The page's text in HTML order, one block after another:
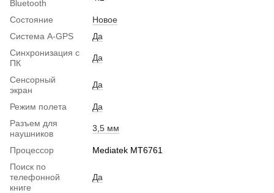
Bluetooth
Состояние
Новое
Система A-GPS
Да
Синхронизация с
ПК
Да
Сенсорный
экран
Да
Режим полета
Да
Разъем для
наушников
3,5 мм
Процессор
Mediatek MT6761
Поиск по
телефонной
книге
Да